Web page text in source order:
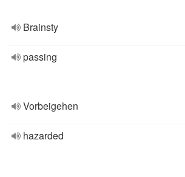
Brainsty
passing
Vorbeigehen
hazarded